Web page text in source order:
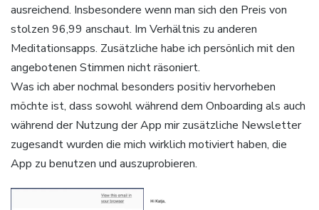
ausreichend. Insbesondere wenn man sich den Preis von
stolzen 96,99 anschaut. Im Verhältnis zu anderen
Meditationsapps. Zusätzliche habe ich persönlich mit den
angebotenen Stimmen nicht räsoniert.
Was ich aber nochmal besonders positiv hervorheben
möchte ist, dass sowohl während dem Onboarding als auch
während der Nutzung der App mir zusätzliche Newsletter
zugesandt wurden die mich wirklich motiviert haben, die
App zu benutzen und auszuprobieren.